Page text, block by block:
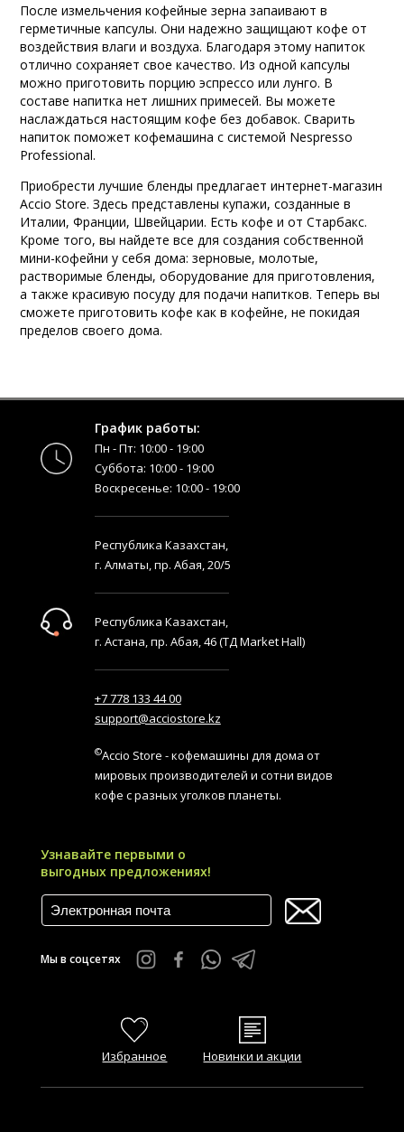
После измельчения кофейные зерна запаивают в
герметичные капсулы. Они надежно защищают кофе от
воздействия влаги и воздуха. Благодаря этому напиток
отлично сохраняет свое качество. Из одной капсулы
можно приготовить порцию эспрессо или лунго. В
составе напитка нет лишних примесей. Вы можете
наслаждаться настоящим кофе без добавок. Сварить
напиток поможет кофемашина с системой Nespresso
Professional.
Приобрести лучшие бленды предлагает интернет-магазин
Accio Store. Здесь представлены купажи, созданные в
Италии, Франции, Швейцарии. Есть кофе и от Старбакс.
Кроме того, вы найдете все для создания собственной
мини-кофейни у себя дома: зерновые, молотые,
растворимые бленды, оборудование для приготовления,
а также красивую посуду для подачи напитков. Теперь вы
сможете приготовить кофе как в кофейне, не покидая
пределов своего дома.
График работы:
Пн - Пт: 10:00 - 19:00
Суббота: 10:00 - 19:00
Воскресенье: 10:00 - 19:00
Республика Казахстан,
г. Алматы, пр. Абая, 20/5
Республика Казахстан,
г. Астана, пр. Абая, 46 (ТД Market Hall)
+7 778 133 44 00
support@acciostore.kz
©Accio Store - кофемашины для дома от
мировых производителей и сотни видов
кофе с разных уголков планеты.
Узнавайте первыми о
выгодных предложениях!
Мы в соцсетях
Избранное Новинки и акции